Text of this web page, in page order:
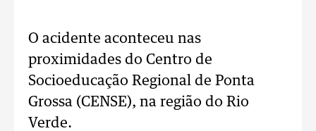
O acidente aconteceu nas
proximidades do Centro de
Socioeducação Regional de Ponta
Grossa (CENSE), na região do Rio
Verde.